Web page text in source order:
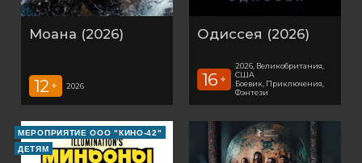
Моана (2026)
12 + 2026
Одиссея (2026)
16 +
2026, Великобритания,
США
Боевик, Приключения,
Фэнтези
МЕРОПРИЯТИЕ ООО "КИНО-42"
ДЕТЯМ